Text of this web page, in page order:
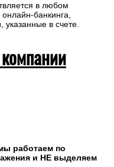
в любом
банкинга,
указанные в счете.
работаем по
и НЕ выделяем